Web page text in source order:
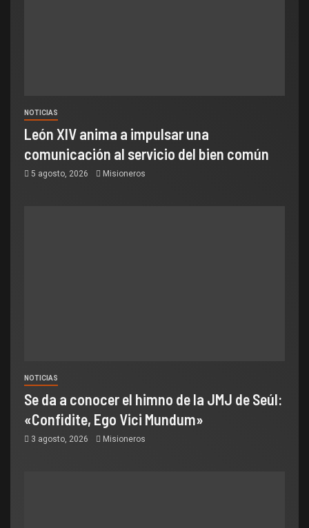
NOTICIAS
León XIV anima a impulsar una
comunicación al servicio del bien común
5 agosto, 2026 Misioneros
NOTICIAS
Se da a conocer el himno de la JMJ de Seúl:
«Confidite, Ego Vici Mundum»
3 agosto, 2026 Misioneros